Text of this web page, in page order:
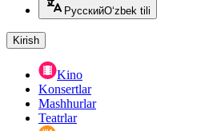
РусскийO‘zbek tili
Kirish
Kino
Konsertlar
Mashhurlar
Teatrlar